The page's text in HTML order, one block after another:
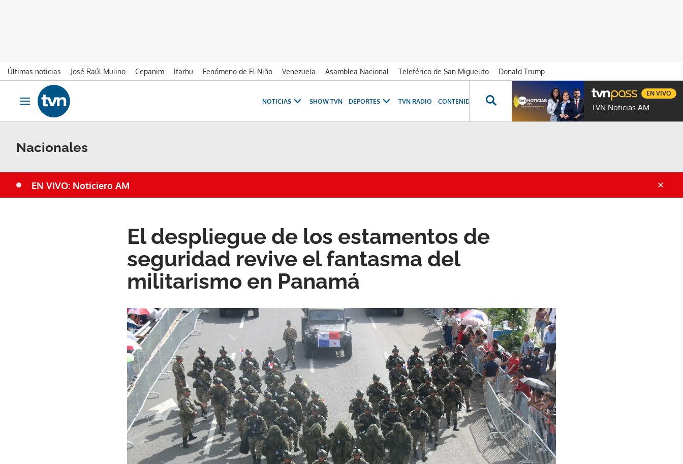
Últimas noticias José Raúl Mulino Cepanim Ifarhu Fenómeno de El Niño Venezuela Asamblea Nacional Teleférico de San Miguelito
Donald Trump
Ir al contenido
Obrir navegació
NOTICIAS SHOW TVN DEPORTES TVN RADIO CONTENIDOS ESPECIALES NOVELAS PROGRAMAS GENTE TVN
TVN Noticias AM
EN VIVO
Nacionales
EN VIVO: Noticiero AM
El despliegue de los estamentos de
seguridad revive el fantasma del
militarismo en Panamá